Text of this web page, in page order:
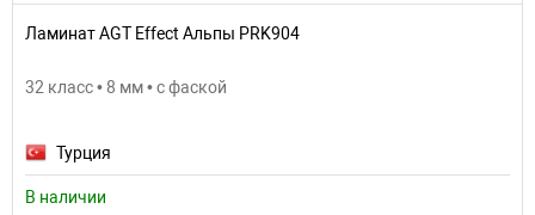
Ламинат AGT Effect Альпы PRK904
32 класс • 8 мм • с фаской
Турция
В наличии